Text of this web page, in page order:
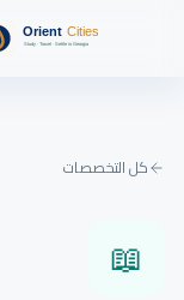
كل التخصصات
📖